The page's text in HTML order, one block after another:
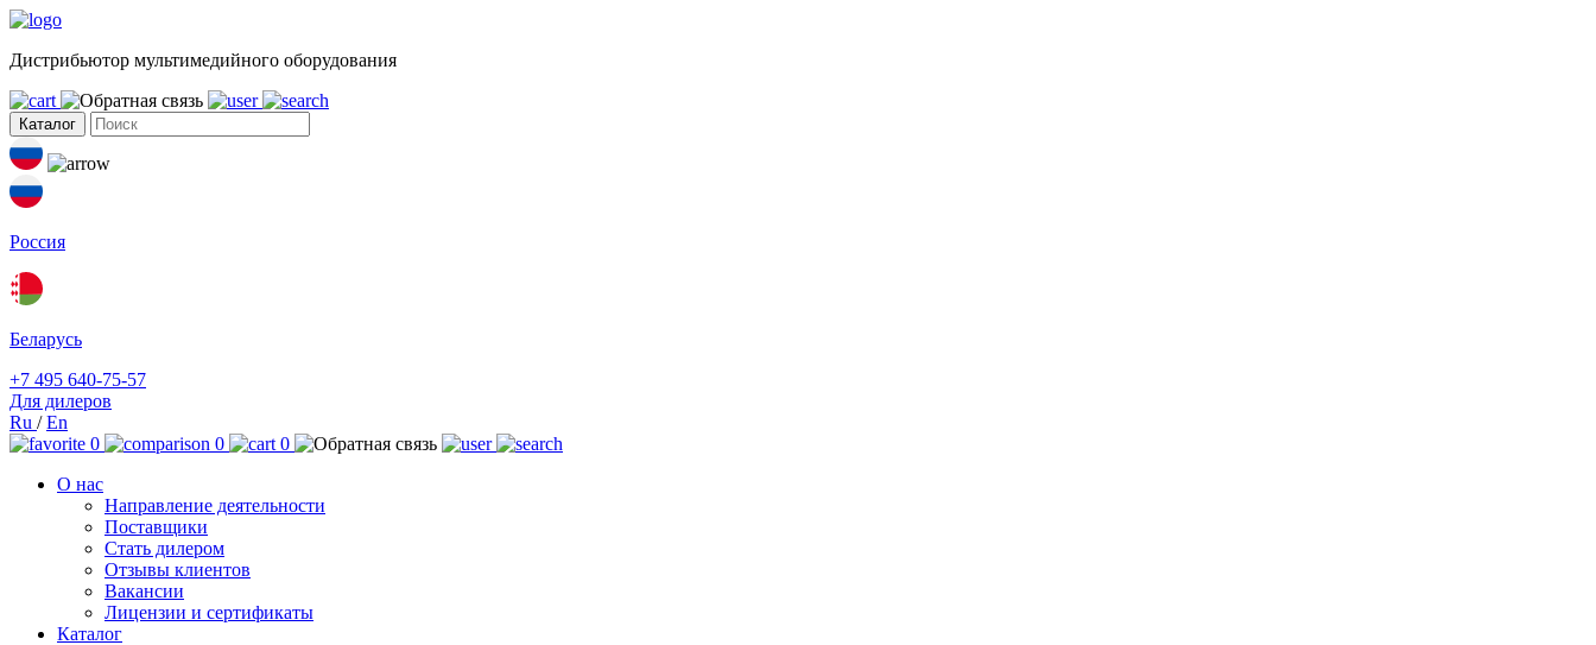
Дистрибьютор мультимедийного оборудования
Каталог
Россия
Беларусь
+7 495 640-75-57
Для дилеров
Ru /En
0
0
0
О нас
Направление деятельности
Поставщики
Стать дилером
Отзывы клиентов
Вакансии
Лицензии и сертификаты
Каталог